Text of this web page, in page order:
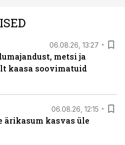
06.08.26, 13:27
metsi ja
kaasa soovimatuid
06.08.26, 12:15
ärikasum kasvas üle